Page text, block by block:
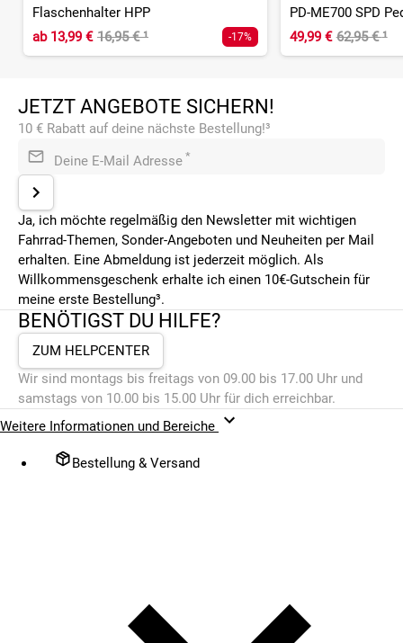
Flaschenhalter HPP
ab13,99 € 16,95 €¹ -17%
PD-ME700 SPD
49,99 € 62,95 €¹
JETZT ANGEBOTE SICHERN!
10 € Rabatt auf deine nächste Bestellung!³
Deine E-Mail Adresse *
Ja, ich möchte regelmäßig den Newsletter mit wichtigen
Fahrrad-Themen, Sonder-Angeboten und Neuheiten per Mail
erhalten. Eine Abmeldung ist jederzeit möglich. Als
Willkommensgeschenk erhalte ich einen 10€-Gutschein für
meine erste Bestellung³.
BENÖTIGST DU HILFE?
ZUM HELPCENTER
Wir sind montags bis freitags von 09.00 bis 17.00 Uhr und
samstags von 10.00 bis 15.00 Uhr für dich erreichbar.
Weitere Informationen und Bereiche
Bestellung & Versand